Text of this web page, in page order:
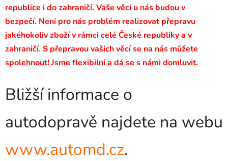
republice i do zahraničí. Vaše věci u nás budou v
bezpečí. Není pro nás problém realizovat přepravu
jakéhokoliv zboží v rámci celé České republiky a v
zahraničí. S přepravou vašich věcí se na nás můžete
spolehnout! Jsme flexibilní a dá se s námi domluvit.
Bližší informace o
autodopravě najdete na webu
www.automd.cz.